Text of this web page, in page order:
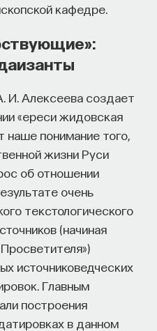
кафедре.
И. Алексеева создает
«ереси жидовская
понимание того,
жизни Руси
об отношении
очень
текстологического
(начиная
источниковедческих
Главным
построения
в данном